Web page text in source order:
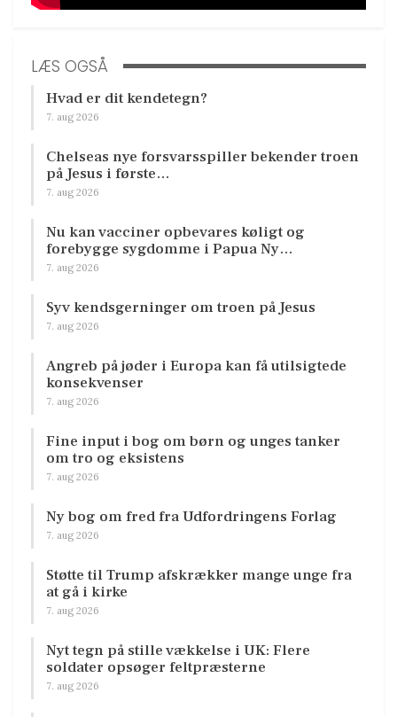
LÆS OGSÅ
Hvad er dit kendetegn?
7. aug 2026
Chelseas nye forsvarsspiller bekender troen
på Jesus i første…
7. aug 2026
Nu kan vacciner opbevares køligt og
forebygge sygdomme i Papua Ny…
7. aug 2026
Syv kendsgerninger om troen på Jesus
7. aug 2026
Angreb på jøder i Europa kan få utilsigtede
konsekvenser
7. aug 2026
Fine input i bog om børn og unges tanker
om tro og eksistens
7. aug 2026
Ny bog om fred fra Udfordringens Forlag
7. aug 2026
Støtte til Trump afskrækker mange unge fra
at gå i kirke
7. aug 2026
Nyt tegn på stille vækkelse i UK: Flere
soldater opsøger feltpræsterne
7. aug 2026